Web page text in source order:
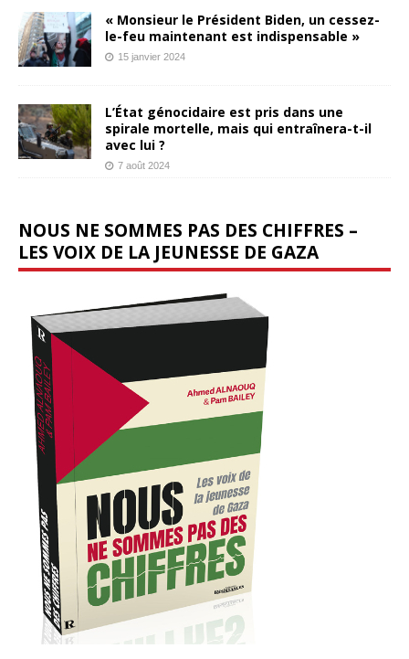
« Monsieur le Président Biden, un cessez-
le-feu maintenant est indispensable »
15 janvier 2024
L’État génocidaire est pris dans une
spirale mortelle, mais qui entraînera-t-il
avec lui ?
7 août 2024
NOUS NE SOMMES PAS DES CHIFFRES –
LES VOIX DE LA JEUNESSE DE GAZA